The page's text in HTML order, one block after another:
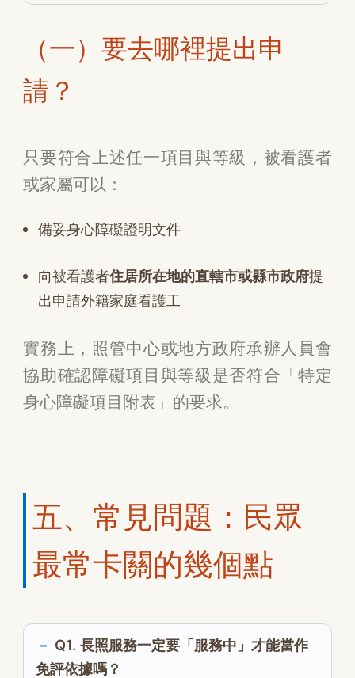
（一）要去哪裡提出申
請？
只要符合上述任一項目與等級，被看護者
或家屬可以：
備妥身心障礙證明文件
向被看護者住居所在地的直轄市或縣市政府提
出申請外籍家庭看護工
實務上，照管中心或地方政府承辦人員會
協助確認障礙項目與等級是否符合「特定
身心障礙項目附表」的要求。
五、常見問題：民眾
最常卡關的幾個點
Q1. 長照服務一定要「服務中」才能當作
免評依據嗎？